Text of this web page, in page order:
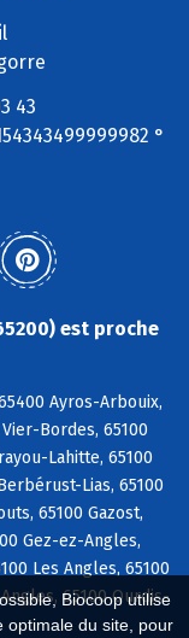
Biocoop utilise
optimale du site, pour
43
°
est proche
Ayros-Arbouix,
Bordes, 65100
Lahitte, 65100
Lias, 65100
65100 Gazost,
Gez-ez-Angles,
Les Angles, 65100
65100 Ourdis-